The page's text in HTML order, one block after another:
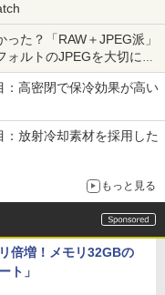
た？「RAW＋JPEG派」
ルトのJPEGを大切にす
高密閉で保冷効果が高い
放射冷却素材を採用した
もっと見る
倍増！メモリ32GBの
ト」